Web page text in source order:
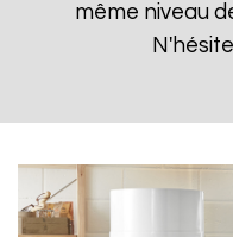
même niveau